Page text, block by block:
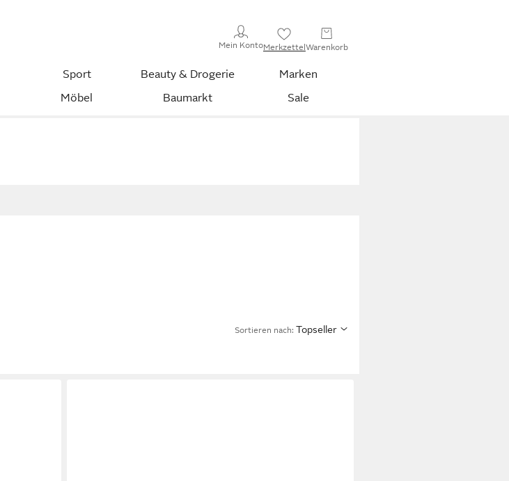
Mein KontoMerkzettelWarenkorb
Sport Beauty & Drogerie
Marken
Möbel Baumarkt Sale
Sortieren nach: Topseller